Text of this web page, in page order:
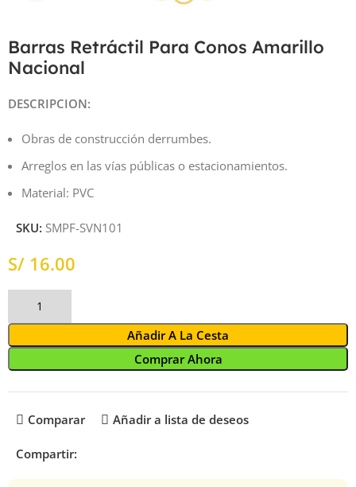
Barras Retráctil Para Conos Amarillo
Nacional
DESCRIPCION:
Obras de construcción derrumbes.
Arreglos en las vías públicas o estacionamientos.
Material: PVC
SKU: SMPF-SVN101
S/
Añadir A La Cesta
Comprar Ahora
Comparar Añadir a lista de deseos
Compartir: